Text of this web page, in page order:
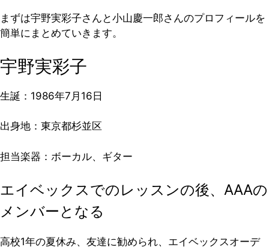
まずは宇野実彩子さんと小山慶一郎さんのプロフィールを
簡単にまとめていきます。
宇野実彩子
生誕：1986年7月16日
出身地：東京都杉並区
担当楽器：ボーカル、ギター
エイベックスでのレッスンの後、AAAの
メンバーとなる
高校1年の夏休み、友達に勧められ、エイベックスオーデ